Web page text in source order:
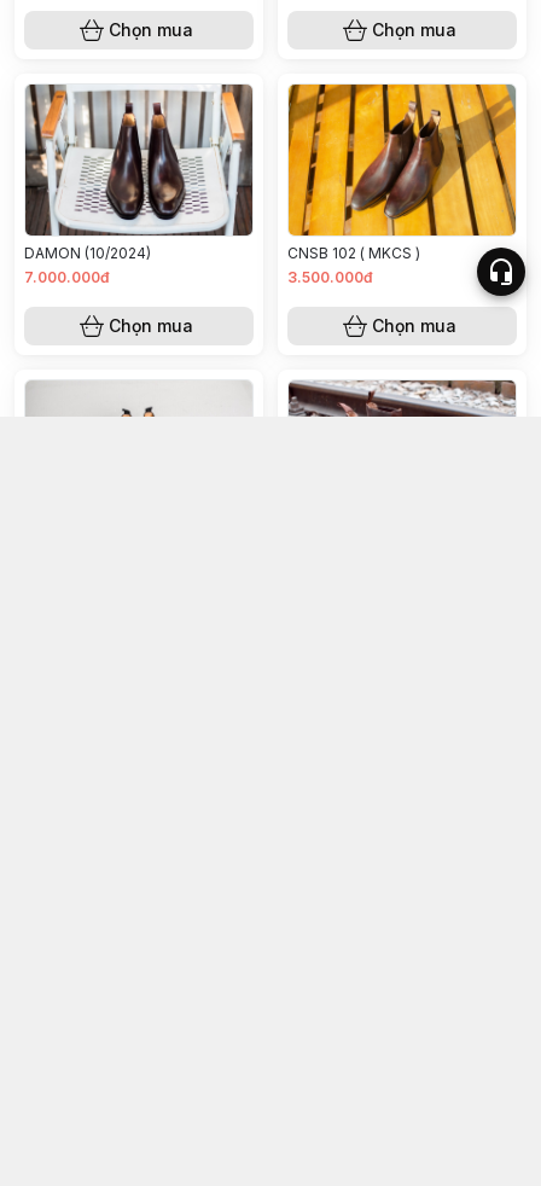
Chọn mua Chọn mua
DAMON (10/2024)
7.000.000đ
Chọn mua
CNSB 102 ( MKCS )
3.500.000đ
Chọn mua